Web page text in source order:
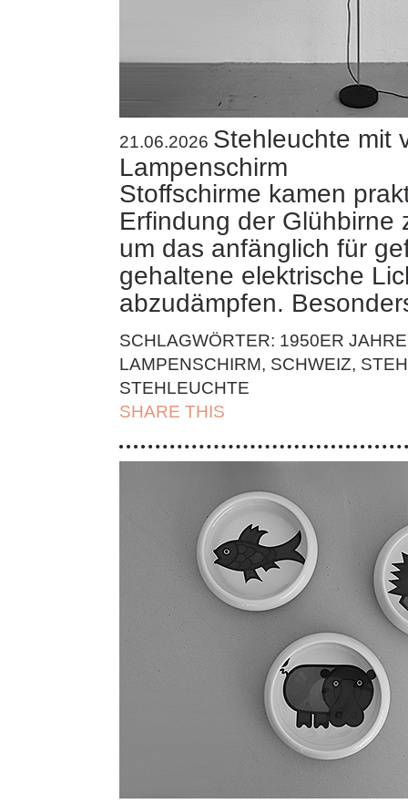
21.06.2026 Stehleuchte mit
Lampenschirm
Stoffschirme kamen
Erfindung der Glühbirne
um das anfänglich für
gehaltene elektrische
abzudämpfen.
SCHLAGWÖRTER: 1950ER JAHRE
LAMPENSCHIRM, SCHWEIZ,
STEHLEUCHTE
SHARE THIS